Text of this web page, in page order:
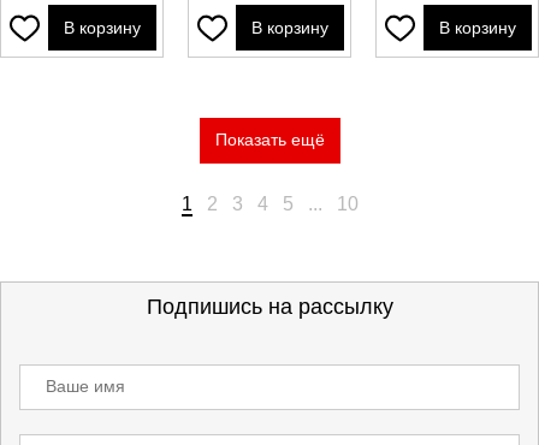
В корзину
В корзину
В корзину
Показать ещё
1 2 3 4 5 ... 10
Подпишись на рассылку
Ваше имя